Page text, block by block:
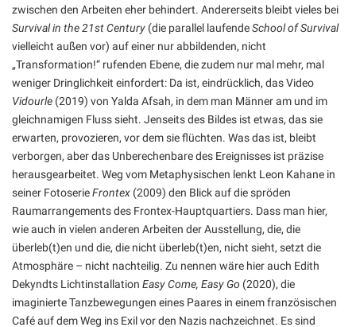
zwischen den Arbeiten eher behindert. Andererseits bleibt vieles bei
Survival in the 21st Century (die parallel laufendeSchool of Survival
vielleicht außen vor) auf einer nur abbildenden, nicht
„Transformation!“ rufenden Ebene, die zudem nur mal mehr, mal
weniger Dringlichkeit einfordert: Da ist, eindrücklich, das Video
Vidourle (2019) von Yalda Afsah, in dem man Männer am und im
gleichnamigen Fluss sieht. Jenseits des Bildes ist etwas, das sie
erwarten, provozieren, vor dem sie flüchten. Was das ist, bleibt
verborgen, aber das Unberechenbare des Ereignisses ist präzise
herausgearbeitet. Weg vom Metaphysischen lenkt Leon Kahane in
seiner FotoserieFrontex (2009) den Blick auf die spröden
Raumarrangements des Frontex-Hauptquartiers. Dass man hier,
wie auch in vielen anderen Arbeiten der Ausstellung, die, die
überleb(t)en und die, die nicht überleb(t)en, nicht sieht, setzt die
Atmosphäre – nicht nachteilig. Zu nennen wäre hier auch Edith
Dekyndts Lichtinstallation Easy Come, Easy Go (2020), die
imaginierte Tanzbewegungen eines Paares in einem französischen
Café auf dem Weg ins Exil vor den Nazis nachzeichnet. Es sind